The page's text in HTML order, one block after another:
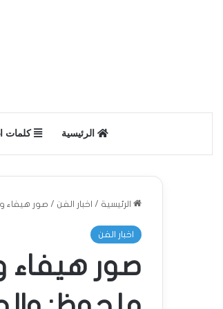
الرئيسية كلمات
الرئيسية / اخبار الفن / صور هيفاء
اخبار الفن
صور هيفاء